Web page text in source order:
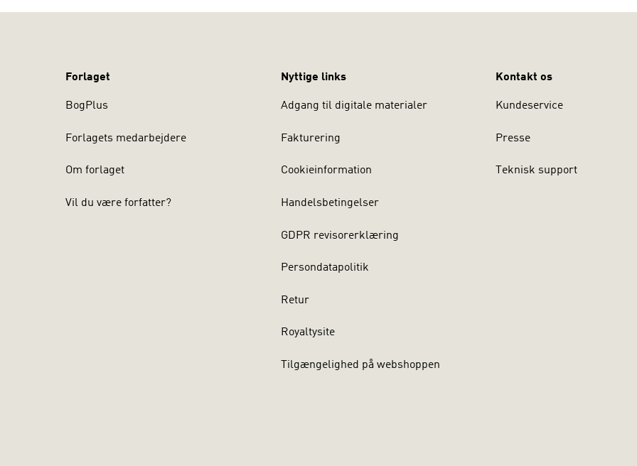
Forlaget
BogPlus
Forlagets medarbejdere
Om forlaget
Vil du være forfatter?
Nyttige links
Adgang til digitale materialer
Fakturering
Cookieinformation
Handelsbetingelser
GDPR revisorerklæring
Persondatapolitik
Retur
Royaltysite
Tilgængelighed på webshoppen
Kontakt os
Kundeservice
Presse
Teknisk support